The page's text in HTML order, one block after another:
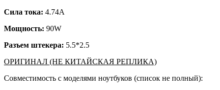
Сила тока: 4.74A
Мощность: 90W
Разъем штекера: 5.5*2.5
ОРИГИНАЛ (НЕ КИТАЙСКАЯ РЕПЛИКА)
Совместимость с моделями ноутбуков (список не полный):